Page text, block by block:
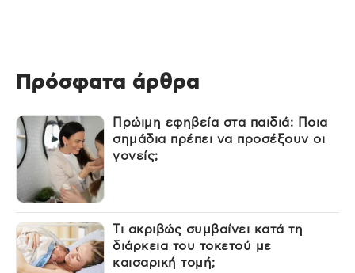
Πρόσφατα άρθρα
Πρώιμη εφηβεία στα παιδιά: Ποια
σημάδια πρέπει να προσέξουν οι
γονείς;
Τι ακριβώς συμβαίνει κατά τη
διάρκεια του τοκετού με
καισαρική τομή;